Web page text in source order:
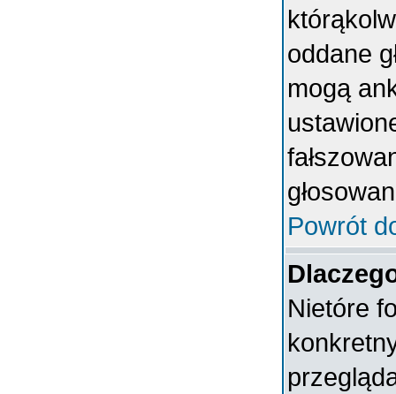
oddane
mogą
Powrót
Nietóre